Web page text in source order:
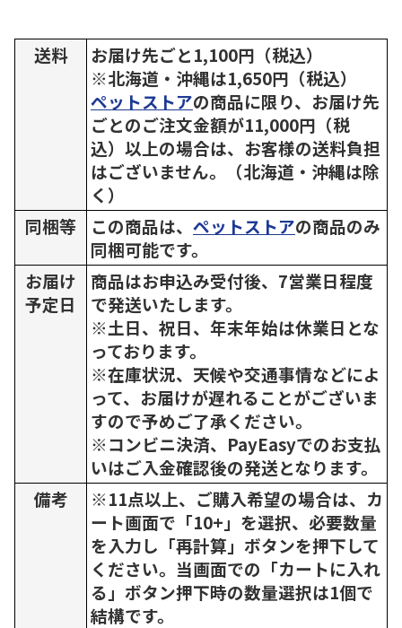
送料
お届け先ごと1,100円（税込）
※北海道・沖縄は1,650円（税込）
ペットストアの商品に限り、お届け先
ごとのご注文金額が11,000円（税
込）以上の場合は、お客様の送料負担
はございません。（北海道・沖縄は除
く）
同梱等
この商品は、 ペットストアの商品のみ
同梱可能です。
お届け
予定日
商品はお申込み受付後、7営業日程度
で発送いたします。
※土日、祝日、年末年始は休業日とな
っております。
※在庫状況、天候や交通事情などによ
って、お届けが遅れることがございま
すので予めご了承ください。
※コンビニ決済、PayEasyでのお支払
いはご入金確認後の発送となります。
備考
※11点以上、ご購入希望の場合は、カ
ート画面で「10+」を選択、必要数量
を入力し「再計算」ボタンを押下して
ください。当画面での「カートに入れ
る」ボタン押下時の数量選択は1個で
結構です。